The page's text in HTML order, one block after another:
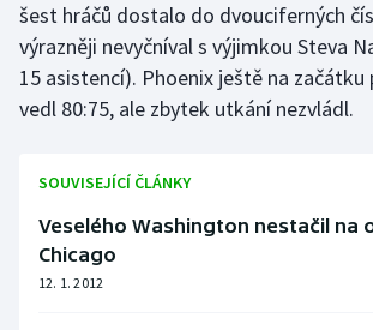
Moderní pětiboj
Motorsport
Plavání
šest hráčů dostalo do dvouciferných
výrazněji nevyčníval s výjimkou Steva
15 asistencí). Phoenix ještě na
vedl 80:75, ale zbytek utkání nezvládl.
SOUVISEJÍCÍ ČLÁNKY
Veselého Washington nestačil na
Chicago
12. 1. 2012